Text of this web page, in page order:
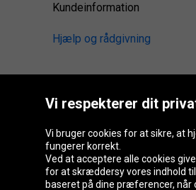
Kundeinformation
Hjælp og rådgivning
Oponeo-gruppen
Belgique
Česká
republika
Vi respekterer dit
Vi bruger cookies for at sikre, at
fungerer korrekt.
Ved at acceptere alle cookies
for at skræddersy vores indhold
baseret på dine præferencer, når